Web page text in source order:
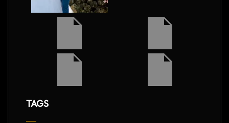
TAGS